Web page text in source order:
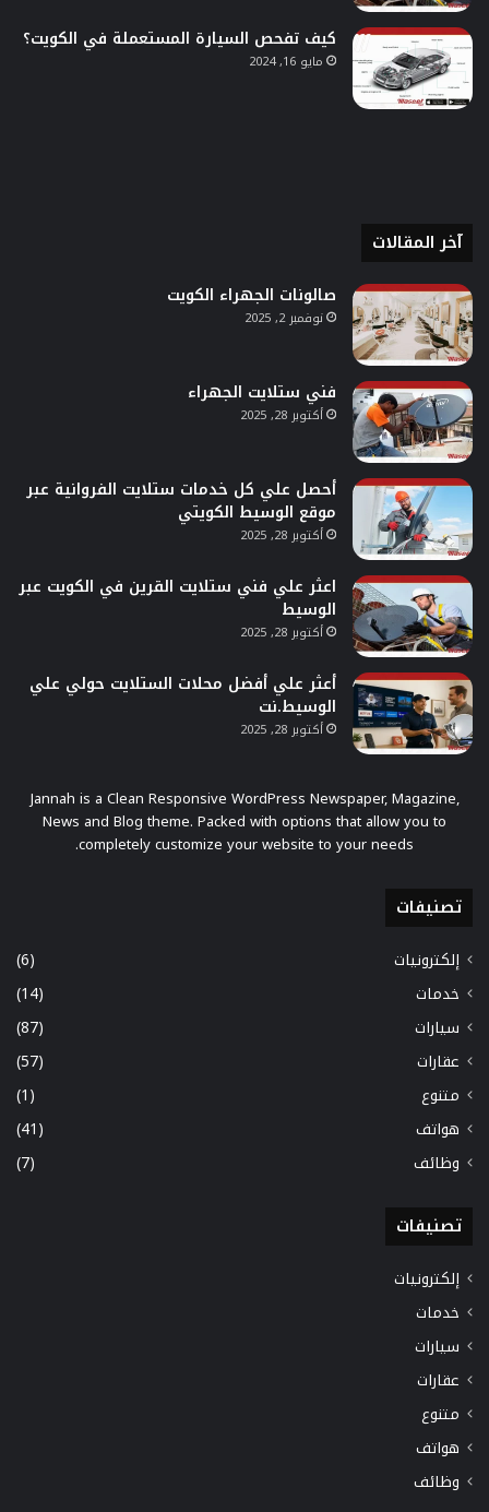
كيف تفحص السيارة المستعملة في الكويت؟
مايو 16, 2024
آخر المقالات
صالونات الجهراء الكويت
نوفمبر 2, 2025
فني ستلايت الجهراء
أكتوبر 28, 2025
أحصل علي كل خدمات ستلايت الفروانية عبر
موقع الوسيط الكويتي
أكتوبر 28, 2025
اعثر علي فني ستلايت القرين في الكويت عبر
الوسيط
أكتوبر 28, 2025
أعثر علي أفضل محلات الستلايت حولي علي
الوسيط.نت
أكتوبر 28, 2025
Jannah is a Clean Responsive WordPress Newspaper, Magazine,
News and Blog theme. Packed with options that allow you to
completely customize your website to your needs.
تصنيفات
إلكترونيات
(6)
خدمات
(14)
سيارات
(87)
عقارات
(57)
متنوع
(1)
هواتف
(41)
وظائف
(7)
تصنيفات
إلكترونيات
خدمات
سيارات
عقارات
متنوع
هواتف
وظائف